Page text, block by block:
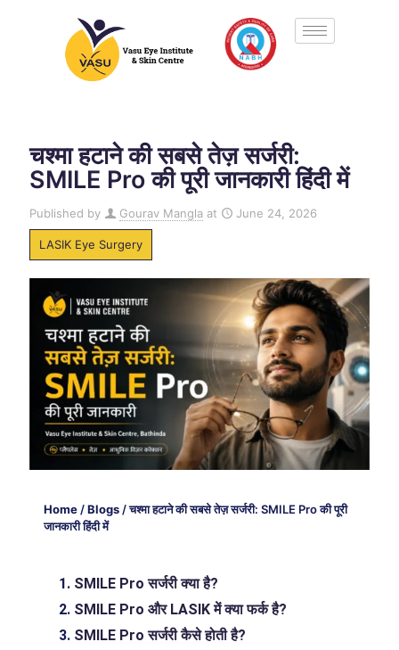
चश्मा हटाने की सबसे तेज़ सर्जरी:
SMILE Pro की पूरी जानकारी हिंदी में
Published by Gourav Mangla at June 24, 2026
LASIK Eye Surgery
Home/Blogs/चश्मा हटाने की सबसे तेज़ सर्जरी: SMILE Pro की पूरी
जानकारी हिंदी में
SMILE Pro सर्जरी क्या है?
SMILE Pro और LASIK में क्या फर्क है?
SMILE Pro सर्जरी कैसे होती है?